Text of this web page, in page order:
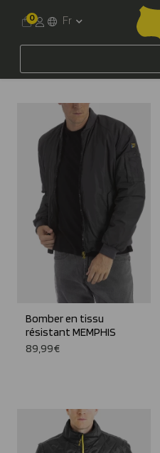
Fr
0
Bomber en tissu
résistant MEMPHIS
89,99€